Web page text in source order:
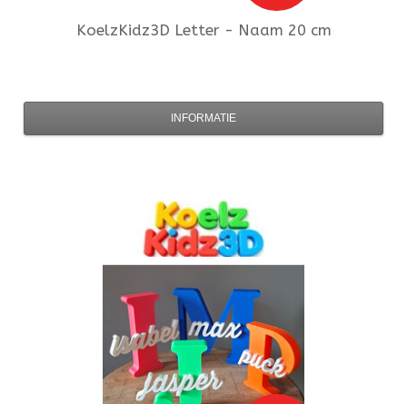
KoelzKidz3D Letter - Naam 20 cm
INFORMATIE